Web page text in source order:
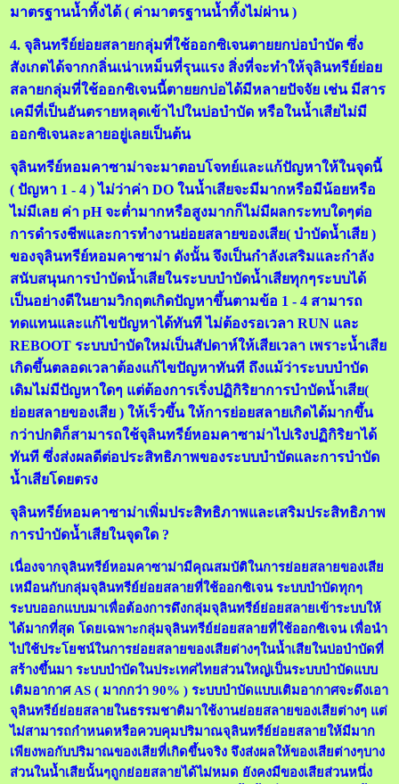
มาตรฐานน้ำทิ้งได้ ( ค่ามาตรฐานน้ำทิ้งไม่ผ่าน )
4. จุลินทรีย์ย่อยสลายกลุ่มที่ใช้ออกซิเจนตายยกบ่อบำบัด ซึ่ง
สังเกตได้จากกลิ่นเน่าเหม็นที่รุนแรง สิ่งที่จะทำให้จุลินทรีย์ย่อย
สลายกลุ่มที่ใช้ออกซิเจนนี้ตายยกบ่อได้มีหลายปัจจัย เช่น มีสาร
เคมีที่เป็นอันตรายหลุดเข้าไปในบ่อบำบัด หรือในน้ำเสียไม่มี
ออกซิเจนละลายอยู่เลยเป็นต้น
จุลินทรีย์หอมคาซาม่าจะมาตอบโจทย์และแก้ปัญหาให้ในจุดนี้
( ปัญหา 1 - 4 ) ไม่ว่าค่า DO ในน้ำเสียจะมีมากหรือมีน้อยหรือ
ไม่มีเลย ค่า pH จะต่ำมากหรือสูงมากก็ไม่มีผลกระทบใดๆต่อ
การดำรงชีพและการทำงานย่อยสลายของเสีย( บำบัดน้ำเสีย )
ของจุลินทรีย์หอมคาซาม่า ดังนั้น จึงเป็นกำลังเสริมและกำลัง
สนับสนุนการบำบัดน้ำเสียในระบบบำบัดน้ำเสียทุกๆระบบได้
เป็นอย่างดีในยามวิกฤตเกิดปัญหาขึ้นตามข้อ 1 - 4 สามารถ
ทดแทนและแก้ไขปัญหาได้ทันที ไม่ต้องรอเวลา RUN และ
REBOOT ระบบบำบัดใหม่เป็นสัปดาห์ให้เสียเวลา เพราะน้ำเสีย
เกิดขึ้นตลอดเวลาต้องแก้ไขปัญหาทันที ถึงแม้ว่าระบบบำบัด
เดิมไม่มีปัญหาใดๆ แต่ต้องการเริ่งปฏิกิริยาการบำบัดน้ำเสีย(
ย่อยสลายของเสีย ) ให้เร็วขึ้น ให้การย่อยสลายเกิดได้มากขึ้น
กว่าปกติก็สามารถใช้จุลินทรีย์หอมคาซาม่าไปเริงปฏิกิริยาได้
ทันที ซึ่งส่งผลดีต่อประสิทธิภาพของระบบบำบัดและการบำบัด
น้ำเสียโดยตรง
จุลินทรีย์หอมคาซาม่าเพิ่มประสิทธิภาพและเสริมประสิทธิภาพ
การบำบัดน้ำเสียในจุดใด ?
เนื่องจากจุลินทรีย์หอมคาซาม่ามีคุณสมบัติในการย่อยสลายของเสีย
เหมือนกับกลุ่มจุลินทรีย์ย่อยสลายที่ใช้ออกซิเจน ระบบบำบัดทุกๆ
ระบบออกแบบมาเพื่อต้องการดึงกลุ่มจุลินทรีย์ย่อยสลายเข้าระบบให้
ได้มากที่สุด โดยเฉพาะกลุ่มจุลินทรีย์ย่อยสลายที่ใช้ออกซิเจน เพื่อนำ
ไปใช้ประโยชน์ในการย่อยสลายของเสียต่างๆในน้ำเสียในบ่อบำบัดที่
สร้างขึ้นมา ระบบบำบัดในประเทศไทยส่วนใหญ่เป็นระบบบำบัดแบบ
เติมอากาศ AS ( มากกว่า 90% ) ระบบบำบัดแบบเติมอากาศจะดึงเอา
จุลินทรีย์ย่อยสลายในธรรมชาติมาใช้งานย่อยสลายของเสียต่างๆ แต่
ไม่สามารถกำหนดหรือควบคุมปริมาณจุลินทรีย์ย่อยสลายให้มีมาก
เพียงพอกับปริมาณของเสียที่เกิดขึ้นจริง จึงส่งผลให้ของเสียต่างๆบาง
ส่วนในน้ำเสียนั้นๆถูกย่อยสลายได้ไม่หมด ยังคงมีของเสียส่วนหนึ่ง